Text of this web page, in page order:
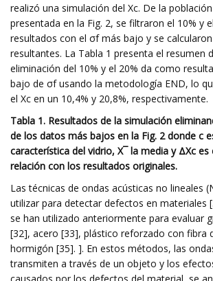
realizó una simulación del Xc. De la
presentada en la Fig. 2, se filtraron el 10% y
resultados con el σf más bajo y se calcularon
resultantes. La Tabla 1 presenta el resumen
eliminación del 10% y el 20% da como
bajo de σf usando la metodología END, lo
el Xc en un 10,4% y 20,8%, respectivamente.
Tabla 1. Resultados de la simulación
de los datos más bajos en la Fig. 2 donde c
característica del vidrio, X¯ la media y ΔXc es
relación con los resultados originales.
Las técnicas de ondas acústicas no lineales
utilizar para detectar defectos en materiales
se han utilizado anteriormente para evaluar
[32], acero [33], plástico reforzado con fibra
hormigón [35]. ]. En estos métodos, las
transmiten a través de un objeto y los